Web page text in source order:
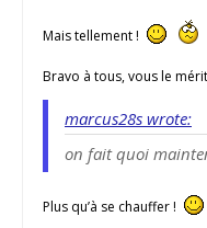
Mais tellement !
Bravo à tous, vous le
marcus28s wrote:
on fait quoi
Plus qu’à se chauffer !